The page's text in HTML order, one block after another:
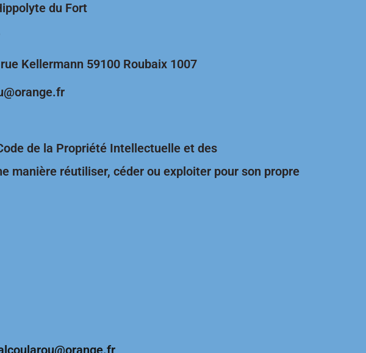
du Fort
Kellermann 59100 Roubaix 1007
de la Propriété Intellectuelle et des
manière réutiliser, céder ou exploiter pour son propre